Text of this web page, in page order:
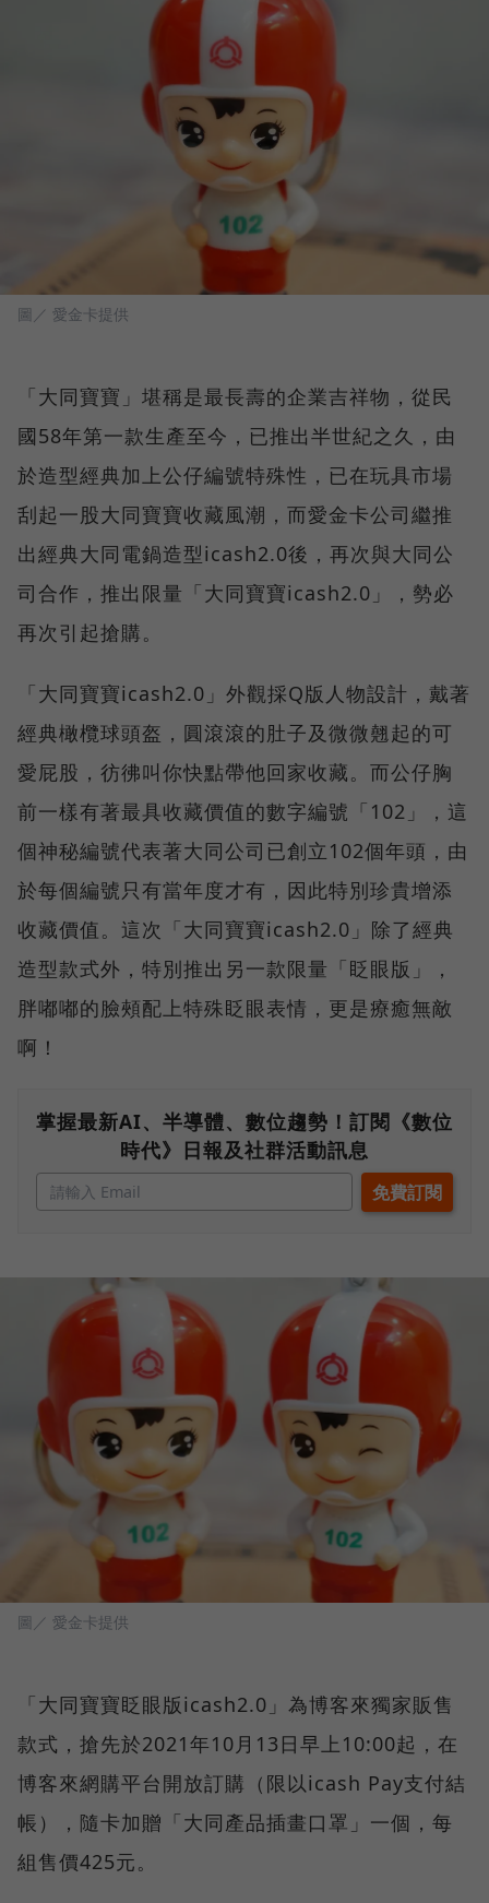
圖／ 愛金卡提供
「大同寶寶」堪稱是最長壽的企業吉祥物，從民
國58年第一款生產至今，已推出半世紀之久，由
於造型經典加上公仔編號特殊性，已在玩具市場
刮起一股大同寶寶收藏風潮，而愛金卡公司繼推
出經典大同電鍋造型icash2.0後，再次與大同公
司合作，推出限量「大同寶寶icash2.0」，勢必
再次引起搶購。
「大同寶寶icash2.0」外觀採Q版人物設計，戴著
經典橄欖球頭盔，圓滾滾的肚子及微微翹起的可
愛屁股，彷彿叫你快點帶他回家收藏。而公仔胸
前一樣有著最具收藏價值的數字編號「102」，這
個神秘編號代表著大同公司已創立102個年頭，由
於每個編號只有當年度才有，因此特別珍貴增添
收藏價值。這次「大同寶寶icash2.0」除了經典
造型款式外，特別推出另一款限量「眨眼版」，
胖嘟嘟的臉頰配上特殊眨眼表情，更是療癒無敵
啊！
掌握最新AI、半導體、數位趨勢！訂閱《數位
時代》日報及社群活動訊息
圖／ 愛金卡提供
「大同寶寶眨眼版icash2.0」為博客來獨家販售
款式，搶先於2021年10月13日早上10:00起，在
博客來網購平台開放訂購（限以icash Pay支付結
帳），隨卡加贈「大同產品插畫口罩」一個，每
組售價425元。